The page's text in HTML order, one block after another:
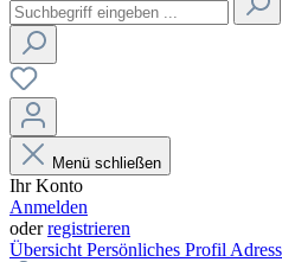
Menü schließen
Ihr Konto
Anmelden
oderregistrieren
Übersicht Persönliches Profil